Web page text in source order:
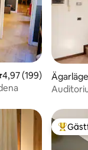
av 5 i
4,97 (199)